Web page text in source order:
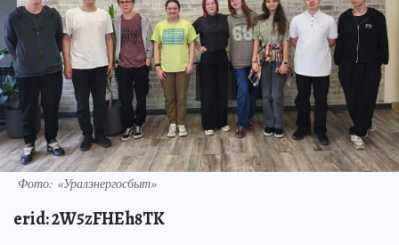
Фото: «Уралэнергосбыт»
erid: 2W5zFHEh8TK